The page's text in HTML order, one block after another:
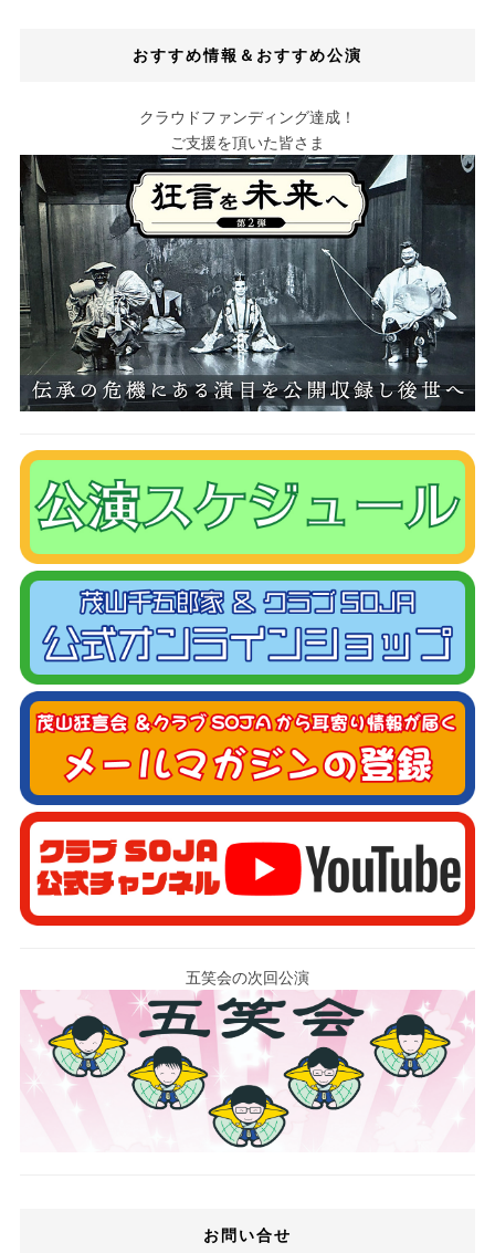
おすすめ情報＆おすすめ公演
クラウドファンディング達成！
ご支援を頂いた皆さま
五笑会の次回公演
お問い合せ